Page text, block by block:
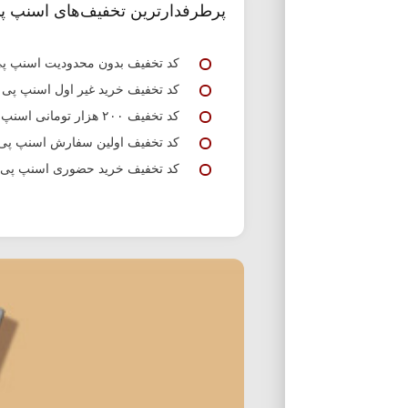
پرطرفدارترین تخفیف‌های اسنپ
کد تخفیف بدون محدودیت اسنپ
کد تخفیف خرید غیر اول اسنپ پی
کد تخفیف ۲۰۰ هزار تومانی اسنپ پی
کد تخفیف اولین سفارش اسنپ
کد تخفیف خرید حضوری اسنپ پی